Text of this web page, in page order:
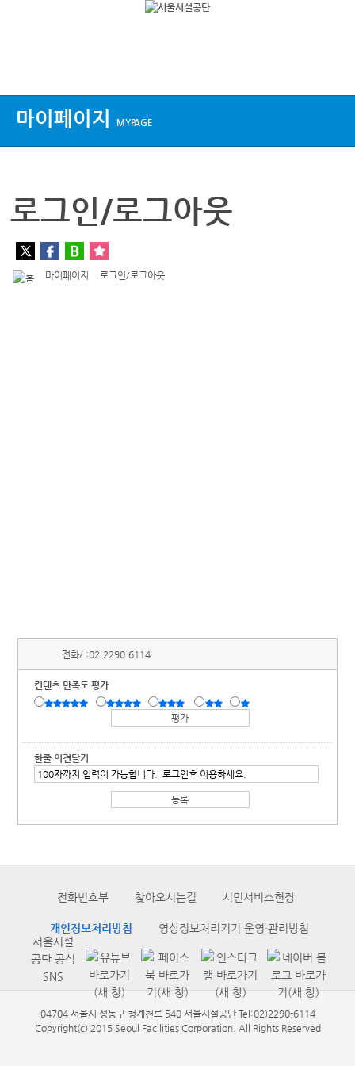
마이페이지 MYPAGE
로그인/로그아웃
마이페이지 로그인/로그아웃
전화/ :02-2290-6114
컨텐츠 만족도 평가
한줄 의견달기
전화번호부 찾아오시는길 시민서비스헌장
개인정보처리방침
영상정보처리기기 운영·관리방침
서울시설
공단 공식
SNS
04704 서울시 성동구 청계천로 540 서울시설공단 Tel:02)2290-6114
Copyright(c) 2015 Seoul Facilities Corporation. All Rights Reserved